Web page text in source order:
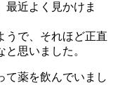
最近よく見かけま
うで、それほど正直
思いました。
て薬を飲んでいまし